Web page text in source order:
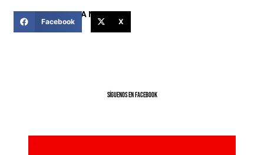
COMPARTIR ESTA NOTICIA
Facebook X
SíGUENOS EN FACEBOOK